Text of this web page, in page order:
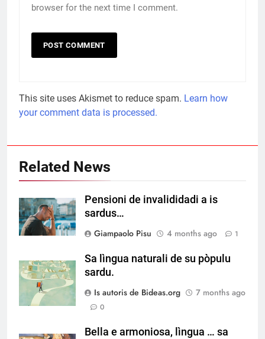
browser for the next time I comment.
This site uses Akismet to reduce spam. Learn how
your comment data is processed.
Related News
Pensioni de invalididadi a is
sardus…
Giampaolo Pisu
4 months ago 1
Sa lìngua naturali de su pòpulu
sardu.
Is autoris de Bideas.org
7 months ago
0
Bella e armoniosa, lìngua … sa